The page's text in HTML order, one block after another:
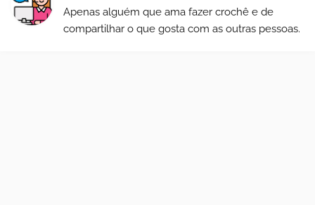
Apenas alguém que ama fazer crochê e de
compartilhar o que gosta com as outras pessoas.